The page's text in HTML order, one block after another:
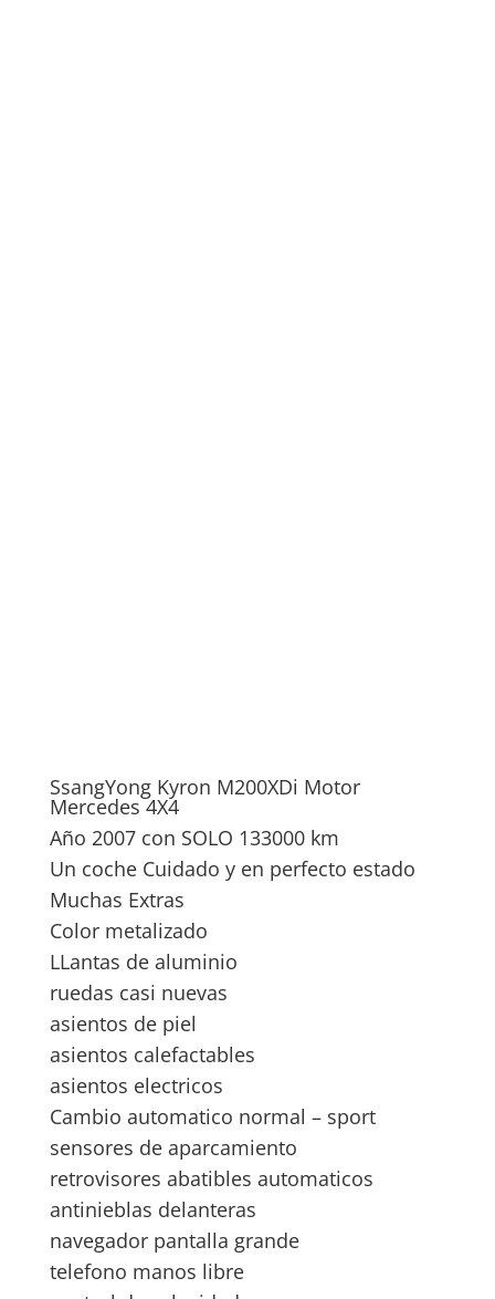
SsangYong Kyron M200XDi Motor
Mercedes 4X4
Año 2007 con SOLO 133000 km
Un coche Cuidado y en perfecto estado
Muchas Extras
Color metalizado
LLantas de aluminio
ruedas casi nuevas
asientos de piel
asientos calefactables
asientos electricos
Cambio automatico normal – sport
sensores de aparcamiento
retrovisores abatibles automaticos
antinieblas delanteras
navegador pantalla grande
telefono manos libre